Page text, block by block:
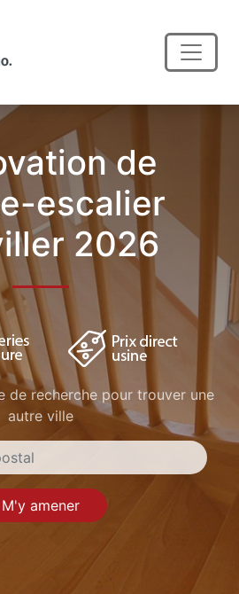
de
escalier
2026
de recherche pour trouver une
autre ville
M'y amener